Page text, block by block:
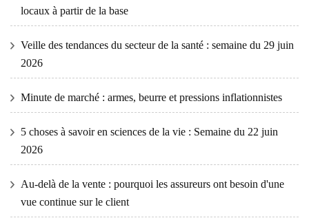
locaux à partir de la base
Veille des tendances du secteur de la santé : semaine du 29 juin
2026
Minute de marché : armes, beurre et pressions inflationnistes
5 choses à savoir en sciences de la vie : Semaine du 22 juin
2026
Au-delà de la vente : pourquoi les assureurs ont besoin d'une
vue continue sur le client